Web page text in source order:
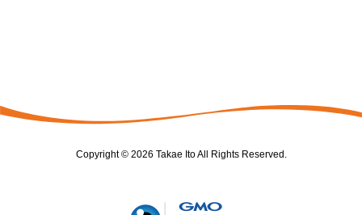
Copyright © 2026 Takae Ito All Rights Reserved.